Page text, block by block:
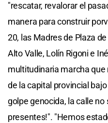
"rescatar, revalorar el
manera para construir
20, las Madres de Plaza
Alto Valle, Lolín Rigoni e
multitudinaria marcha
de la capital provincial
golpe genocida, la calle
presentes!". "Hemos